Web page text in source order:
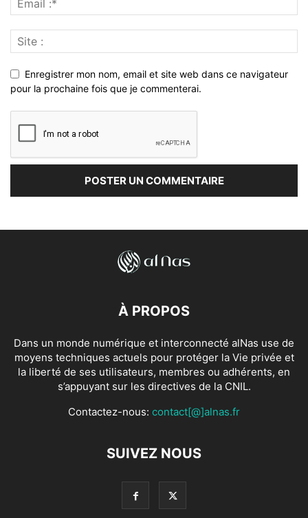
Enregistrer mon nom, email et site web dans ce navigateur
pour la prochaine fois que je commenterai.
À PROPOS
Dans un monde numérique et interconnecté alNas use de
moyens techniques actuels pour protéger la Vie privée et
la liberté de ses utilisateurs, membres ou adhérents, en
s’appuyant sur les directives de la CNIL.
Contactez-nous: contact[@]alnas.fr
SUIVEZ NOUS